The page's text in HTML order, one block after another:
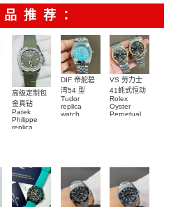
推荐：
高级定制包
金真钻
Patek
Philippe
replica
011復刻手錶
腕表
DIF 帝舵碧
湾54 型
Tudor
replica
watch
VS 劳力士
41蚝式恒动
Rolex
Oyster
Perpetual